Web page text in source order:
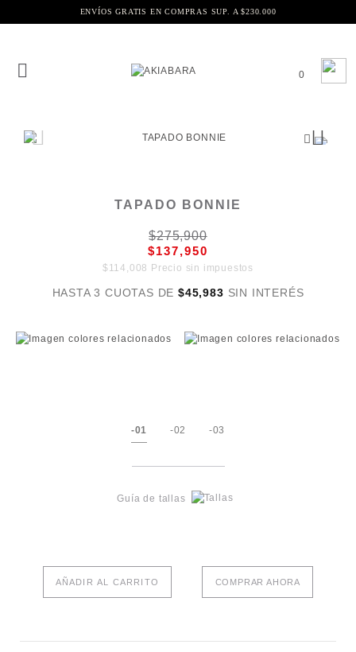
ENVÍOS GRATIS EN COMPRAS SUP. A $230.000
0
TAPADO BONNIE
$275,900
$137,950
$114,008 Precio sin impuestos
HASTA 3 CUOTAS DE$45,983 SIN INTERÉS
-01 -02 -03
Guía de tallas
AÑADIR AL CARRITO COMPRAR AHORA